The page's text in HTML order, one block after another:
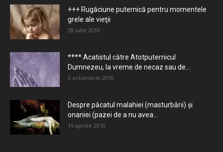
+++ Rugăciune puternică pentru momentele
grele ale vieţii
28 iulie 2010
**** Acatistul către Atotputernicul
Dumnezeu, la vreme de necaz sau de...
5 octombrie 2010
Despre păcatul malahiei (masturbării) şi
onaniei (pazei de a nu avea...
15 aprilie 2010